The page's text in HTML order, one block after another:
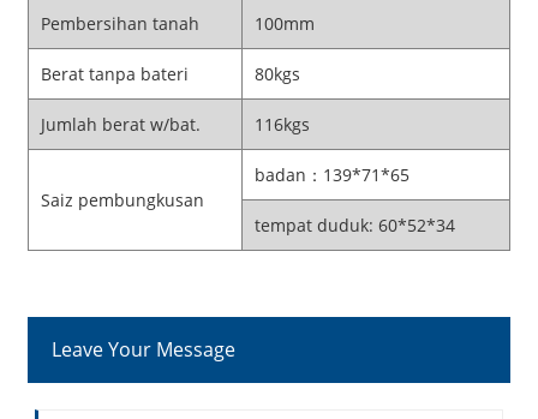
Pembersihan tanah 100mm
Berat tanpa bateri 80kgs
Jumlah berat w/bat. 116kgs
Saiz pembungkusan
badan：139*71*65
tempat duduk: 60*52*34
Leave Your Message